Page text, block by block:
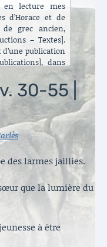
en lecture mes
d’Horace et de
grec ancien,
– Textes].
d’une publication
dans
que vous pouvez
est chantier. Le
en perspective
La rubrique
Il y a aussi de
et des
[Archives].
30-55 |
des larmes jaillies.
que la lumière du
à être